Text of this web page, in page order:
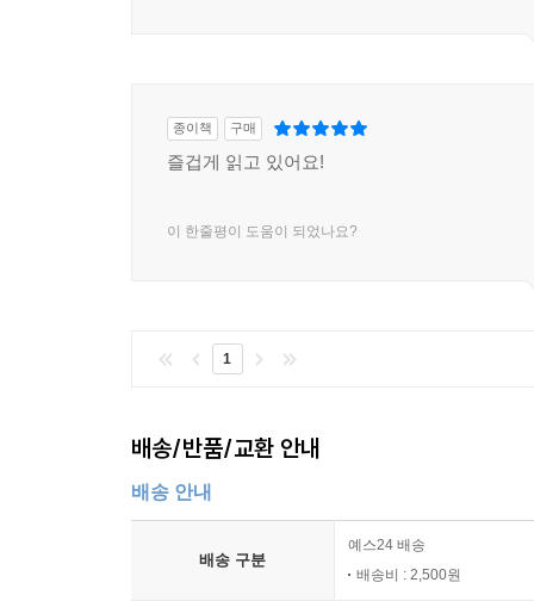
종이책 구매
즐겁게 읽고 있어요!
이 한줄평이 도움이 되었나요?
1
배송/반품/교환 안내
배송 안내
배송 구분
예스24 배송
배송비 : 2,500원